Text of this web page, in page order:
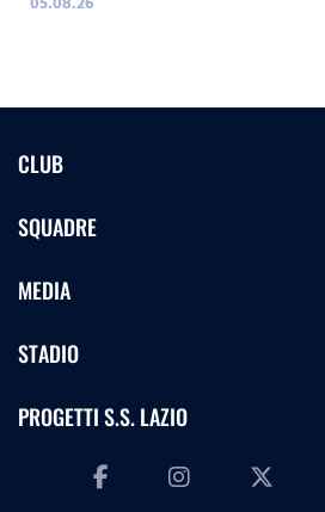
CLUB
SQUADRE
MEDIA
STADIO
PROGETTI S.S. LAZIO